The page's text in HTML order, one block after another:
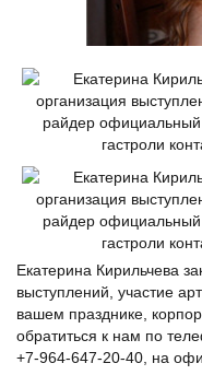
Екатерина Кирильчева
выступлений, участие
вашем празднике,
обратиться к нам по
+7-964-647-20-40, на